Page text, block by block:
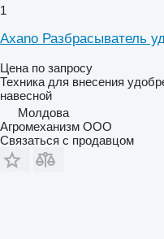
1
Axano Разбрасыватель
Цена по запросу
Техника для внесения
навесной
Молдова
Агромеханизм ООО
Связаться с продавцом